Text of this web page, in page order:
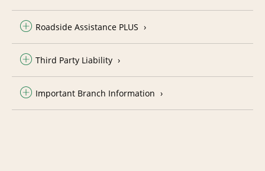
Roadside Assistance PLUS
Third Party Liability
Important Branch Information